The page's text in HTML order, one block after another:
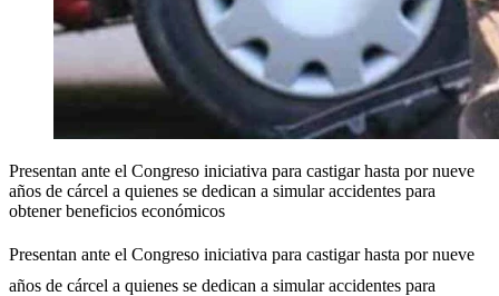
Presentan ante el Congreso iniciativa para castigar hasta por nueve
años de cárcel a quienes se dedican a simular accidentes para
obtener beneficios económicos
Presentan ante el Congreso iniciativa para castigar hasta por nueve
años de cárcel a quienes se dedican a simular accidentes para